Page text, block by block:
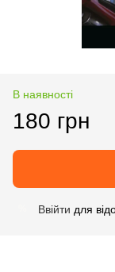
В наявності
180 грн
Ввійти для